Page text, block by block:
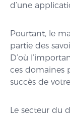
d’une
Pourtant, le
partie des
D’où
ces domaines
succès de
Le secteur du